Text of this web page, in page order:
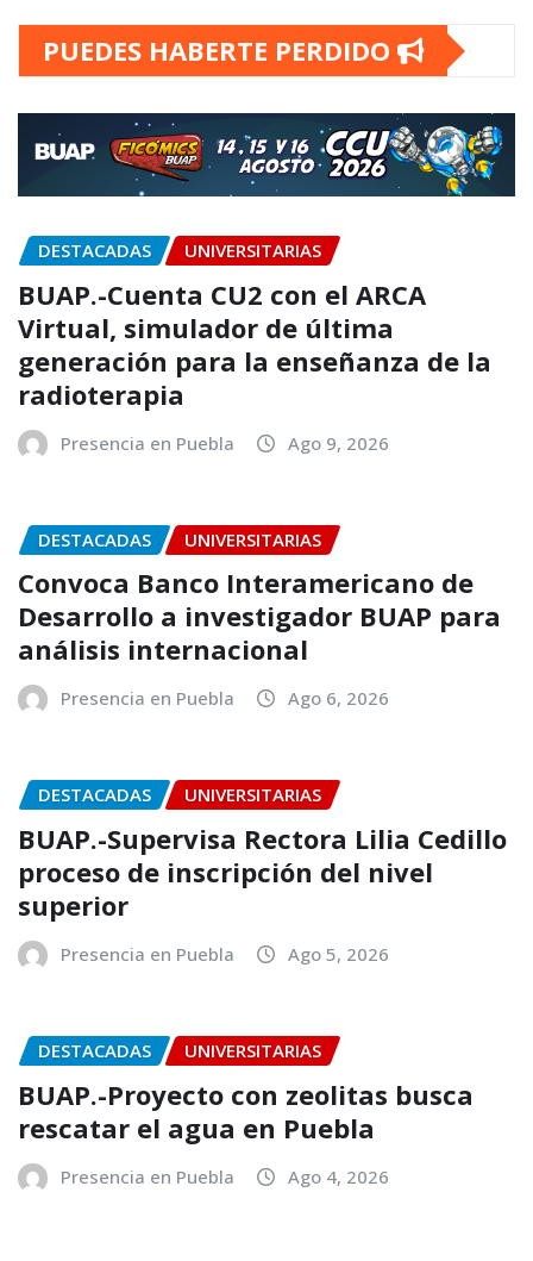
PUEDES HABERTE PERDIDO
DESTACADAS UNIVERSITARIAS
BUAP.-Cuenta CU2 con el ARCA
Virtual, simulador de última
generación para la enseñanza de la
radioterapia
Presencia en Puebla Ago 9, 2026
DESTACADAS UNIVERSITARIAS
Convoca Banco Interamericano de
Desarrollo a investigador BUAP para
análisis internacional
Presencia en Puebla Ago 6, 2026
DESTACADAS UNIVERSITARIAS
BUAP.-Supervisa Rectora Lilia Cedillo
proceso de inscripción del nivel
superior
Presencia en Puebla Ago 5, 2026
DESTACADAS UNIVERSITARIAS
BUAP.-Proyecto con zeolitas busca
rescatar el agua en Puebla
Presencia en Puebla Ago 4, 2026